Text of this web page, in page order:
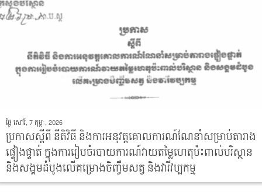
ថ្ងៃ សៅរ៍, 7 កុម្ភៈ, 2026
ប្រកាសស្តីពី នីតិវិធី និងការអនុវត្តគោលការណ៍ណែនាំសម្រាប់តារាង
ផ្ទៀងផ្ទាត់់ ក្នុងការរៀបចំរបាយការណ៍វាយតម្លៃហេតុប៉ះពាល់បរិស្ថាន
និងសង្គមដំបូងលើគម្រោងចិញ្ចឹមសត្វ និងវារីវប្បកម្ម